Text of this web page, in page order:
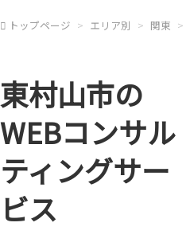
トップページ エリア別 関東
東村山市の
WEBコンサル
ティングサー
ビス